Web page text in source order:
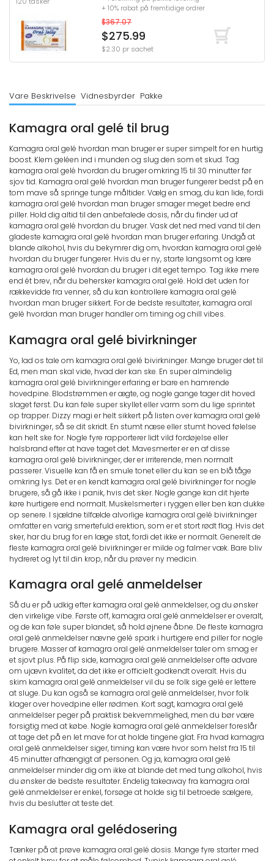
+ 10% rabat på fremtidige ordrer
$367.07
$275.99
$2.30 pr sachet
Vare Beskrivelse Vidnesbyrder Pakke
Kamagra oral gelé til brug
Kamagra oral gelé hvordan man bruger er super simpelt for en hurtig
boost. Klem geléen ind i munden og slug den som et skud. Tag
kamagra oral gelé hvordan du bruger omkring 15 til 30 minutter før
sjov tid. Kamagra oral gelé hvordan man bruger fungerer bedst på en
tom mave så springe tunge måltider. Vælg en smag, du kan lide, fordi
kamagra oral gelé hvordan man bruger smager meget bedre end
piller. Hold dig altid til den anbefalede dosis, når du finder ud af
kamagra oral gelé hvordan du bruger. Vask det ned med vand til den
gladeste kamagra oral gelé hvordan man bruger erfaring. Undgå at
blande alkohol, hvis du bekymrer dig om, hvordan kamagra oral gelé
hvordan du bruger fungerer. Hvis du er ny, starte langsomt og lære
kamagra oral gelé hvordan du bruger i dit eget tempo. Tag ikke mere
end ét brev, når du behersker kamagra oral gelé. Hold det uden for
rækkevidde fra venner, så du kan kontrollere kamagra oral gelé
hvordan man bruger sikkert. For de bedste resultater, kamagra oral
gelé hvordan man bruger handler om timing og chill vibes.
Kamagra oral gelé bivirkninger
Yo, lad os tale om kamagra oral gelé bivirkninger. Mange bruger det til
Ed, men man skal vide, hvad der kan ske. En super almindelig
kamagra oral gelé bivirkninger erfaring er bare en hamrende
hovedpine. Blodstrømmen er ægte, og nogle gange tager dit hoved
slaget først. Du kan føle super skyllet eller varm som du lige sprintet
op trapper. Dizzy magi er helt sikkert på listen over kamagra oral gelé
bivirkninger, så se dit skridt. En stumt næse eller stumt hoved følelse
kan helt ske for. Nogle fyre rapporterer lidt vild fordøjelse eller
halsbrand efter at have taget det. Mavesmerter er en af disse
kamagra oral gelé bivirkninger, der er irriterende, men normalt
passerer. Visuelle kan få en smule tonet eller du kan se en blå tåge
omkring lys. Det er en kendt kamagra oral gelé bivirkninger for nogle
brugere, så gå ikke i panik, hvis det sker. Nogle gange kan dit hjerte
køre hurtigere end normalt. Muskelsmerter i ryggen eller ben kan dukke
op senere. I sjældne tilfælde alvorlige kamagra oral gelé bivirkninger
omfatter en varig smertefuld erektion, som er et stort rødt flag. Hvis det
sker, har du brug for en læge stat, fordi det ikke er normalt. Generelt de
fleste kamagra oral gelé bivirkninger er milde og falmer væk. Bare bliv
hydreret og lyt til din krop, når du prøver ny medicin.
Kamagra oral gelé anmeldelser
Så du er på udkig efter kamagra oral gelé anmeldelser, og du ønsker
den virkelige vibe. Første off, kamagra oral gelé anmeldelser er overalt,
og de kan føle super blandet, så hold øjnene åbne. De fleste kamagra
oral gelé anmeldelser nævne gelé spark i hurtigere end piller for nogle
brugere. Masser af kamagra oral gelé anmeldelser taler om smag er
et sjovt plus. På flip side, kamagra oral gelé anmeldelser ofte advare
om ujævn kvalitet, da det ikke er officielt godkendt overalt. Hvis du
skim kamagra oral gelé anmeldelser vil du se folk sige gelé er lettere
at sluge. Du kan også se kamagra oral gelé anmeldelser, hvor folk
klager over hovedpine eller rødmen. Kort sagt, kamagra oral gelé
anmeldelser peger på praktisk bekvemmelighed, men du bør være
forsigtig med at købe. Nogle kamagra oral gelé anmeldelser foreslår
at tage det på en let mave for at holde tingene glat. Fra hvad kamagra
oral gelé anmeldelser siger, timing kan være hvor som helst fra 15 til
45 minutter afhængigt af personen. Og ja, kamagra oral gelé
anmeldelser minder dig om ikke at blande det med tung alkohol, hvis
du ønsker de bedste resultater. Endelig takeaway fra kamagra oral
gelé anmeldelser er enkel, forsøge at holde sig til betroede sælgere,
hvis du beslutter at teste det.
Kamagra oral gelédosering
Tænker på at prøve kamagra oral gelé dosis. Mange fyre starter med